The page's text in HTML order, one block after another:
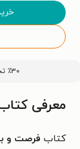
٪۳۰ تخفیف اولین خرید کتاب با کد
معرفی
کتابفرصت و